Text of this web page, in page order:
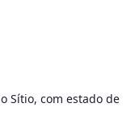
Sítio, com estado de